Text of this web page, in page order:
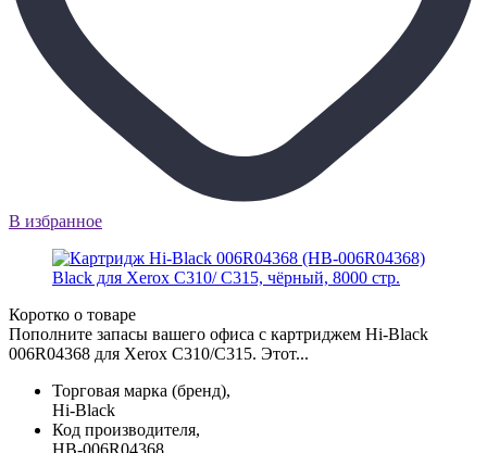
В избранное
Коротко о товаре
Пополните запасы вашего офиса с картриджем Hi-Black
006R04368 для Xerox C310/C315. Этот...
Торговая марка (бренд),
Hi-Black
Код производителя,
HB-006R04368